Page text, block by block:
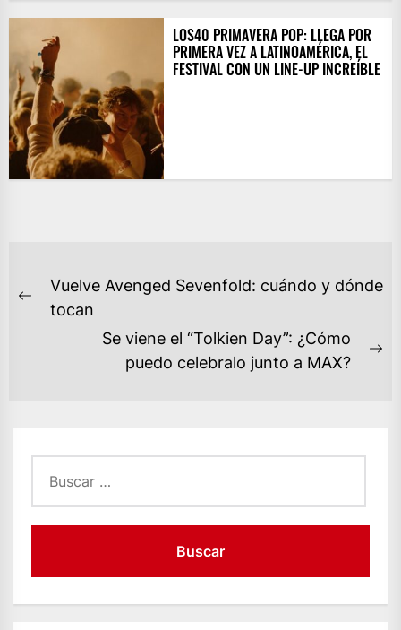
LOS40 PRIMAVERA POP: LLEGA POR
PRIMERA VEZ A LATINOAMÉRICA, EL
FESTIVAL CON UN LINE-UP INCREÍBLE
NAVEGACIÓN
DE
ENTRADAS
Previous
Vuelve Avenged Sevenfold: cuándo y dónde
tocan
Se viene el “Tolkien Day”: ¿Cómo
puedo celebralo junto a MAX?